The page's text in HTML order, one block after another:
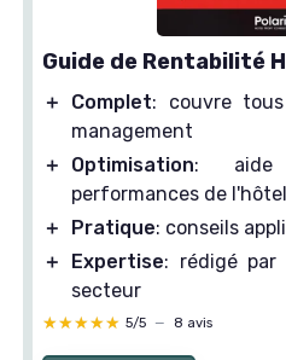
Guide de Rentabilité
＋ Complet: couvre
management
＋
Optimisation: aide
performances de l'hôtel
＋
Pratique: conseils
＋
Expertise: rédigé par
secteur
★★★★★
★★★★★ 5/5 — 8 avis